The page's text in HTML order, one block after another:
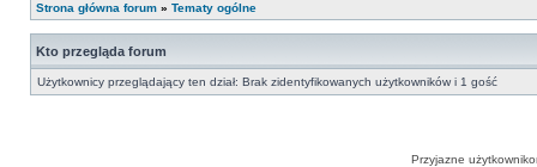
Strona główna forum » Tematy ogólne
Kto przegląda forum
Użytkownicy przeglądający ten dział: Brak zidentyfikowanych użytkowników i 1 gość
Przyjazne